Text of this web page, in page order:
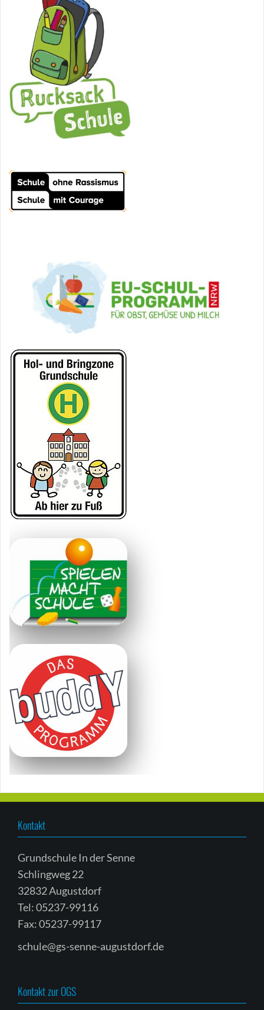
Kontakt
Grundschule In der Senne
Schlingweg 22
32832 Augustdorf
Tel: 05237-99116
Fax: 05237-99117
schule@gs-senne-augustdorf.de
Kontakt zur OGS